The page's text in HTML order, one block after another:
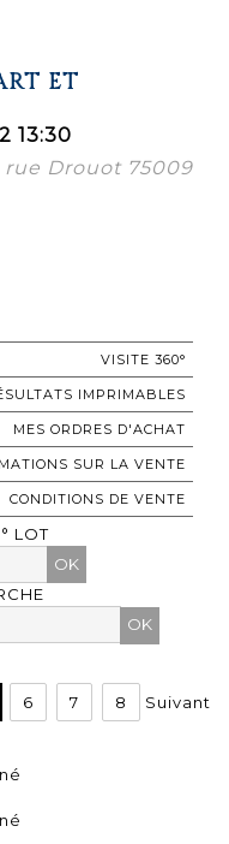
ET
13:30
rue Drouot 75009
VISITE 360°
IMPRIMABLES
MES ORDRES D'ACHAT
SUR LA VENTE
CONDITIONS DE VENTE
LOT
OK
6 7 8 Suivant